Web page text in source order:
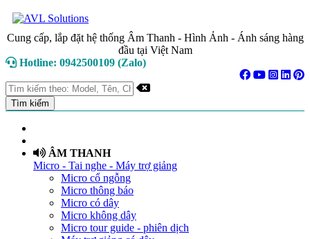
Cung cấp, lắp đặt hệ thống Âm Thanh - Hình Ảnh - Ánh sáng hàng
đầu tại Việt Nam
Hotline: 0942500109 (Zalo)
ÂM THANH
Micro - Tai nghe - Máy trợ giảng
Micro cổ ngỗng
Micro thông báo
Micro có dây
Micro không dây
Micro tour guide - phiên dịch